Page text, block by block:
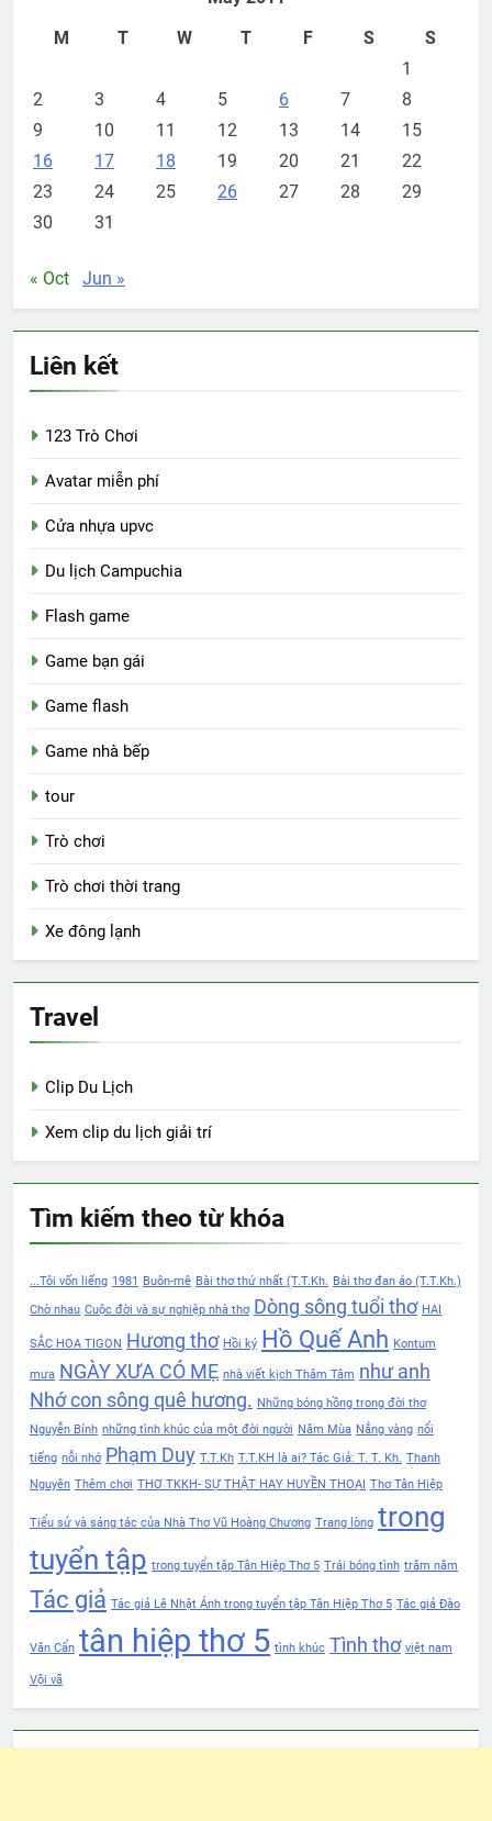
M
T W T F S
S
1
2
3 4 5 6 7
8
9
10 11 12 13 14
15
16
17 18 19 20 21
22
23
24 25 26 27 28
29
30
31
« Oct Jun »
Liên kết
123 Trò Chơi
Avatar miễn phí
Cửa nhựa upvc
Du lịch Campuchia
Flash game
Game bạn gái
Game flash
Game nhà bếp
tour
Trò chơi
Trò chơi thời trang
Xe đông lạnh
Travel
Clip Du Lịch
Xem clip du lịch giải trí
Tìm kiếm theo từ khóa
...Tôi vốn liếng 1981 Buôn-mê Bài thơ thứ nhất (T.T.Kh. Bài thơ đan áo (T.T.Kh.)
Chờ nhau Cuộc đời và sự nghiệp nhà thơ Dòng sông tuổi thơ HAI
SẮC HOA TIGON Hương thơ Hồi ký Hồ Quế Anh Kontum
mưa NGÀY XƯA CÓ MẸ nhà viết kịch Thâm Tâm như anh
Nhớ con sông quê hương. Những bóng hồng trong đời thơ
Nguyễn Bính những tình khúc của một đời người Năm Mùa Nắng vàng nổi
tiếng nỗi nhớ Phạm Duy T.T.Kh T.T.KH là ai? Tác Giả: T. T. Kh. Thanh
Nguyên Thêm chơi THƠ TKKH- SỰ THẬT HAY HUYỀN THOẠI Thơ Tân Hiệp
Tiểu sử và sáng tác của Nhà Thơ Vũ Hoàng Chương Trang lòng trong
tuyển tập trong tuyển tập Tân Hiệp Thơ 5 Trái bóng tình trăm năm
Tác giả Tác giả Lê Nhật Ánh trong tuyển tập Tân Hiệp Thơ 5 Tác giả Đào
Văn Cẩn tân hiệp thơ 5 tình khúc Tình thơ việt nam
Vội vã